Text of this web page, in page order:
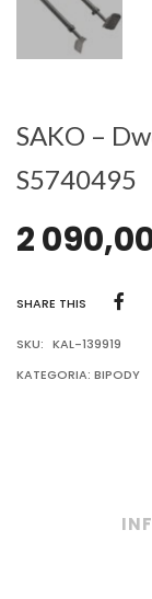
SAKO –
S5740495
2
SHARE THIS
SKU: KAL-139919
KATEGORIA: BIPODY